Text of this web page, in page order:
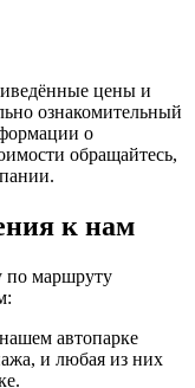
цены и
ознакомительный
о
обращайтесь,
к нам
по маршруту
автопарке
и любая из них